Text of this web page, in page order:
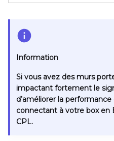
Information
Si vous avez des murs
impactant fortement le
d’améliorer la
connectant à votre box en
CPL.